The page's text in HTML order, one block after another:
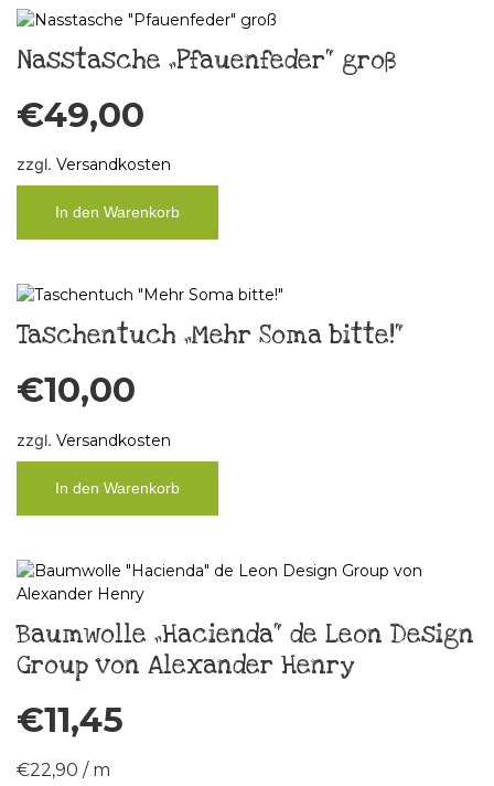
Nasstasche „Pfauenfeder“ groß
€49,00
zzgl. Versandkosten
In den Warenkorb
Taschentuch „Mehr Soma bitte!“
€10,00
zzgl. Versandkosten
In den Warenkorb
Baumwolle „Hacienda“ de Leon Design
Group von Alexander Henry
€11,45
€22,90 / m